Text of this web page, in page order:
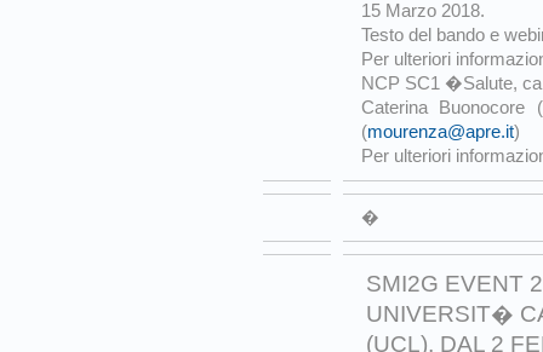
15 Marzo 2018.
Testo del bando e
Per ulteriori
NCP SC1 �Salute,
Caterina Buonocore (
(mourenza@apre.it)
Per ulteriori
�
SMI2G EVENT
UNIVERSIT�
(UCL), DAL 2